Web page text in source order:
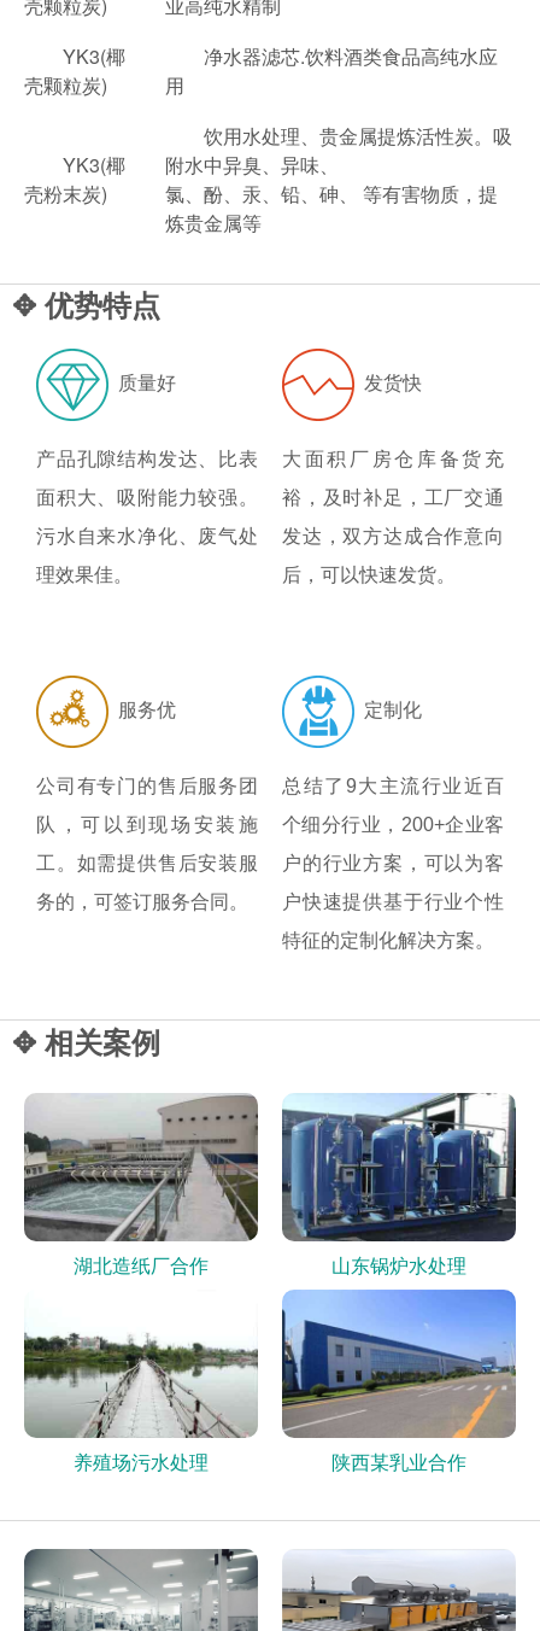
壳颗粒炭)
业高纯水精制
YK3(椰
壳颗粒炭)
净水器滤芯.饮料酒类食品高纯水应
用
YK3(椰
壳粉末炭)
饮用水处理、贵金属提炼活性炭。吸
附水中异臭、异味、
氯、酚、汞、铅、砷、 等有害物质，提
炼贵金属等
✥ 优势特点
质量好
产品孔隙结构发达、比表
面积大、吸附能力较强。
污水自来水净化、废气处
理效果佳。
发货快
大面积厂房仓库备货充
裕，及时补足，工厂交通
发达，双方达成合作意向
后，可以快速发货。
服务优
公司有专门的售后服务团
队，可以到现场安装施
工。如需提供售后安装服
务的，可签订服务合同。
定制化
总结了9大主流行业近百
个细分行业，200+企业客
户的行业方案，可以为客
户快速提供基于行业个性
特征的定制化解决方案。
✥ 相关案例
湖北造纸厂合作 山东锅炉水处理
养殖场污水处理 陕西某乳业合作